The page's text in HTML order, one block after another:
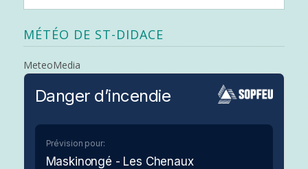
MÉTÉO DE ST-DIDACE
MeteoMedia
Danger d’incendie
Prévision pour:
Maskinongé - Les Chenaux